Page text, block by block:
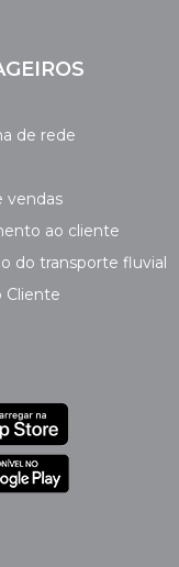
de rede
vendas
ao cliente
do transporte fluvial
Cliente